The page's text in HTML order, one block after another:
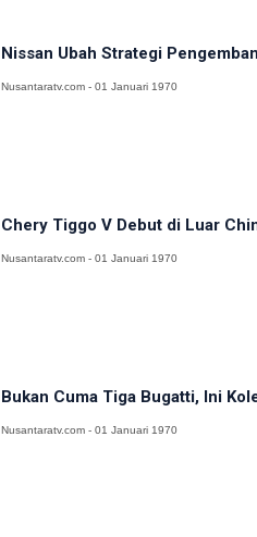
Nissan Ubah Strategi
Nusantaratv.com - 01 Januari 1970
Chery Tiggo V Debut di Luar
Nusantaratv.com - 01 Januari 1970
Bukan Cuma Tiga Bugatti, Ini
Nusantaratv.com - 01 Januari 1970